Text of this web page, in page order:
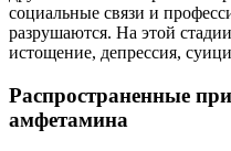
социальные связи и
разрушаются. На этой
истощение, депрессия,
Распространенные
амфетамина